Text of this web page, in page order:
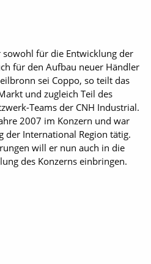
sowohl für die Entwicklung der
für den Aufbau neuer Händler
sei Coppo, so teilt das
und zugleich Teil des
Teams der CNH Industrial.
2007 im Konzern und war
der International Region tätig.
will er nun auch in die
des Konzerns einbringen.